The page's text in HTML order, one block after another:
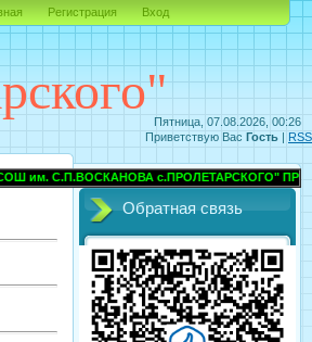
Пятница, 07.08.2026, 00:26
Регистрация Вход
Приветствую Вас Гость | RSS
с.ПРОЛЕТАРСКОГО" ПРОХЛАДНЕНСКОГО
Обратная связь